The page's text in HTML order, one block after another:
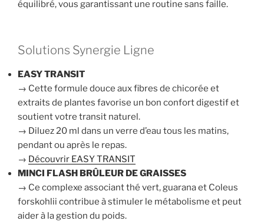
équilibré, vous garantissant une routine sans faille.
Solutions Synergie Ligne
EASY TRANSIT
→ Cette formule douce aux fibres de chicorée et
extraits de plantes favorise un bon confort digestif et
soutient votre transit naturel.
→ Diluez 20 ml dans un verre d’eau tous les matins,
pendant ou après le repas.
→ Découvrir EASY TRANSIT
MINCI FLASH BRÛLEUR DE GRAISSES
→ Ce complexe associant thé vert, guarana et Coleus
forskohlii contribue à stimuler le métabolisme et peut
aider à la gestion du poids.